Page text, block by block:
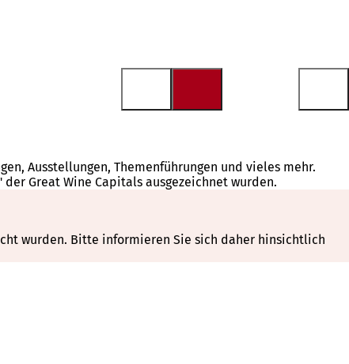
Ausstellungen, Themenführungen und vieles mehr.
Great Wine Capitals ausgezeichnet wurden.
wurden. Bitte informieren Sie sich daher hinsichtlich